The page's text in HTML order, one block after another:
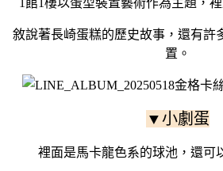
敘說著長崎蛋糕的歷史故事，還有許
置。
▼小劇蛋
裡面是馬卡龍色系的球池，還可